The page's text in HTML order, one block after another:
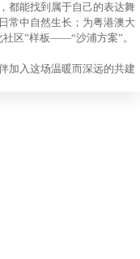
都能找到属于自己的表达舞
常中自然生长；为粤港澳大
区”样板——“沙浦方案”。
加入这场温暖而深远的共建